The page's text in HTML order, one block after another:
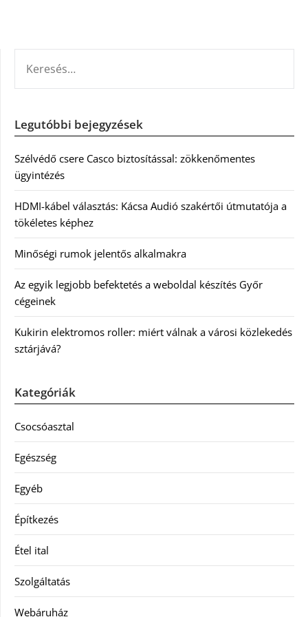
Legutóbbi bejegyzések
Szélvédő csere Casco biztosítással: zökkenőmentes
ügyintézés
HDMI-kábel választás: Kácsa Audió szakértői útmutatója a
tökéletes képhez
Minőségi rumok jelentős alkalmakra
Az egyik legjobb befektetés a weboldal készítés Győr
cégeinek
Kukirin elektromos roller: miért válnak a városi közlekedés
sztárjává?
Kategóriák
Csocsóasztal
Egészség
Egyéb
Építkezés
Étel ital
Szolgáltatás
Webáruház